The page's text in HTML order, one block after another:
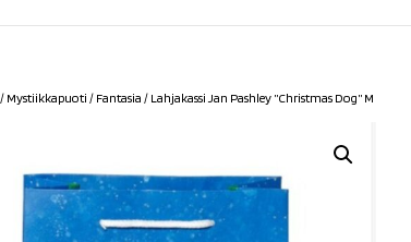
Mystiikkapuoti / Fantasia / Lahjakassi Jan Pashley ”Christmas Dog” M